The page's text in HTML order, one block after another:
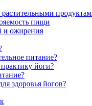
пищи
и ожирения
питание?
йоги?
здоровья йогов?